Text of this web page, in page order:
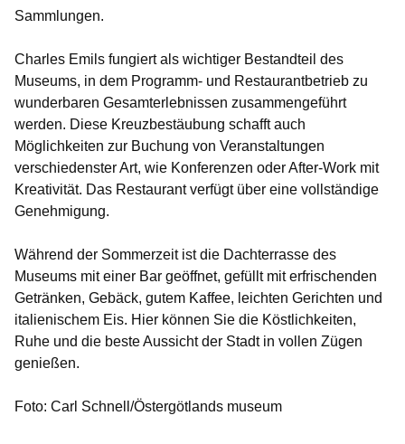
Sammlungen.
Charles Emils fungiert als wichtiger Bestandteil des
Museums, in dem Programm- und Restaurantbetrieb zu
wunderbaren Gesamterlebnissen zusammengeführt
werden. Diese Kreuzbestäubung schafft auch
Möglichkeiten zur Buchung von Veranstaltungen
verschiedenster Art, wie Konferenzen oder After-Work mit
Kreativität. Das Restaurant verfügt über eine vollständige
Genehmigung.
Während der Sommerzeit ist die Dachterrasse des
Museums mit einer Bar geöffnet, gefüllt mit erfrischenden
Getränken, Gebäck, gutem Kaffee, leichten Gerichten und
italienischem Eis. Hier können Sie die Köstlichkeiten,
Ruhe und die beste Aussicht der Stadt in vollen Zügen
genießen.
Foto: Carl Schnell/Östergötlands museum